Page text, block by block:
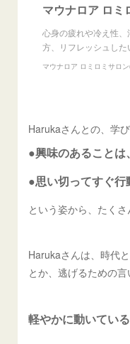
マウナロア ロミ
心身の疲れや冷え性
方、リフレッシュし
マウナロア ロミロミサロ
Harukaさんとの、学
●興味のあること
●思い切ってすぐ行
という姿から、たく
Harukaさんは、時代
とか、逃げるための言
軽やかに動いている